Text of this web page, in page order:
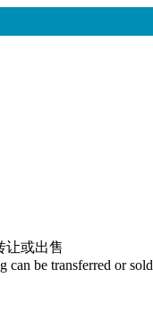
让或出售
can be transferred or sold